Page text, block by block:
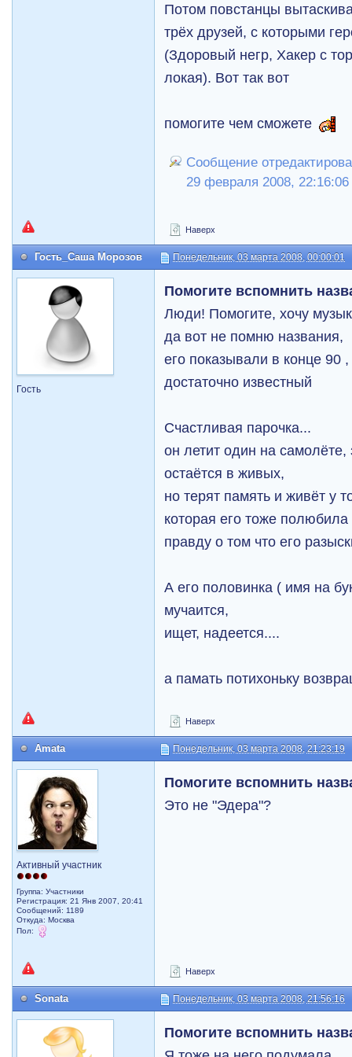
Потом повстанцы
трёх друзей, с которыми
(Здоровый негр, Хакер с
локая). Вот так вот
помогите чем сможете
Сообщение
29 февраля 2008, 22:16:06
Наверх
Гость_Саша Морозов Понедельник, 03 марта 2008, 00:00:01
Гость
Помогите вспомнить
Люди! Помогите, хочу
да вот не помню названия,
его показывали в конце 90 ,
достаточно известный
Счастливая парочка...
он летит один на самолёте,
остаётся в живых,
но терят память и живёт у
которая его тоже
правду о том что его
А его половинка ( имя на
мучаится,
ищет, надеется....
а памать потихоньку
Наверх
Amata Понедельник, 03 марта 2008, 21:23:19
Активный участник
Группа: Участники
Регистрация: 21 Янв 2007, 20:41
Сообщений: 1189
Откуда: Москва
Пол:
Помогите вспомнить
Это не "Эдера"?
Наверх
Sonata Понедельник, 03 марта 2008, 21:56:16
Помогите вспомнить